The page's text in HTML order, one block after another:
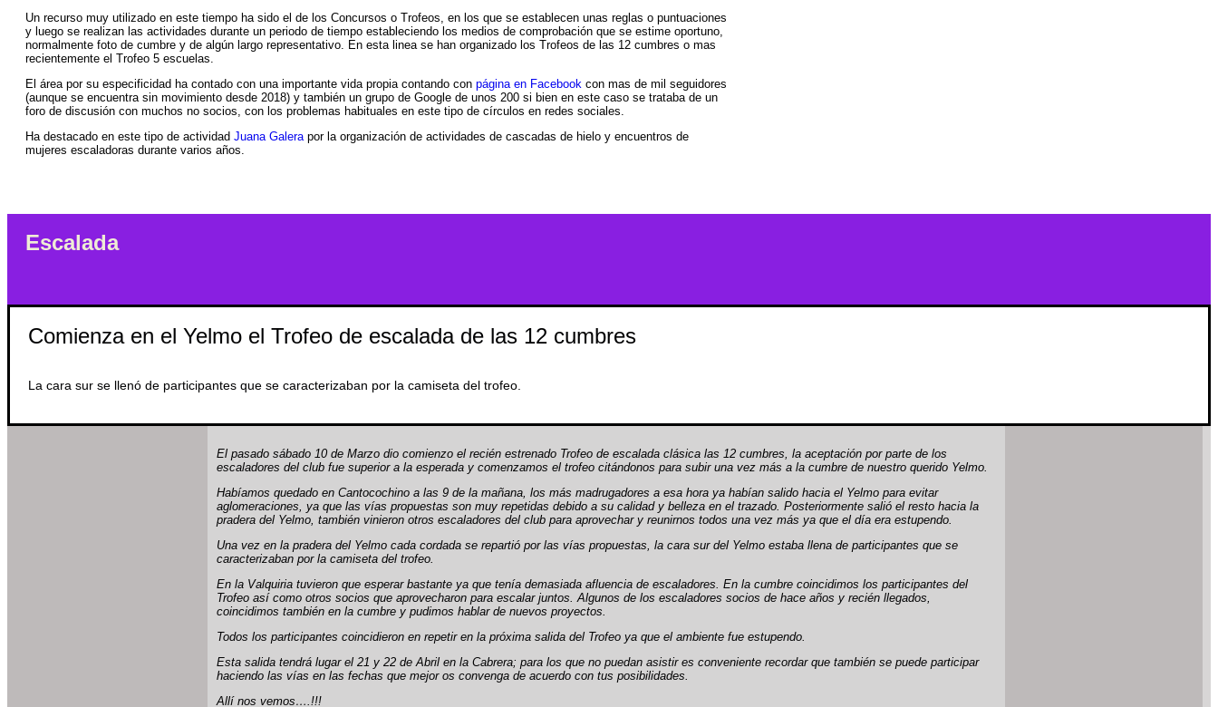
Un recurso muy utilizado en este tiempo ha sido el de los Concursos o Trofeos, en los que se establecen unas reglas o puntuaciones
y luego se realizan las actividades durante un periodo de tiempo estableciendo los medios de comprobación que se estime oportuno,
normalmente foto de cumbre y de algún largo representativo. En esta linea se han organizado los Trofeos de las 12 cumbres o mas
recientemente el Trofeo 5 escuelas.
El área por su especificidad ha contado con una importante vida propia contando con página en Facebook con mas de mil seguidores
(aunque se encuentra sin movimiento desde 2018) y también un grupo de Google de unos 200 si bien en este caso se trataba de un
foro de discusión con muchos no socios, con los problemas habituales en este tipo de círculos en redes sociales.
Ha destacado en este tipo de actividad Juana Galerapor la organización de actividades de cascadas de hielo y encuentros de
mujeres escaladoras durante varios años.
Escalada
Comienza en el Yelmo el Trofeo de escalada de las 12 cumbres
La cara sur se llenó de participantes que se caracterizaban por la camiseta del trofeo.
El pasado sábado 10 de Marzo dio comienzo el recién estrenado Trofeo de escalada clásica las 12 cumbres, la aceptación por parte de los
escaladores del club fue superior a la esperada y comenzamos el trofeo citándonos para subir una vez más a la cumbre de nuestro querido Yelmo.
Habíamos quedado en Cantocochino a las 9 de la mañana, los más madrugadores a esa hora ya habían salido hacia el Yelmo para evitar
aglomeraciones, ya que las vías propuestas son muy repetidas debido a su calidad y belleza en el trazado. Posteriormente salió el resto hacia la
pradera del Yelmo, también vinieron otros escaladores del club para aprovechar y reunirnos todos una vez más ya que el día era estupendo.
Una vez en la pradera del Yelmo cada cordada se repartió por las vías propuestas, la cara sur del Yelmo estaba llena de participantes que se
caracterizaban por la camiseta del trofeo.
En la Valquiria tuvieron que esperar bastante ya que tenía demasiada afluencia de escaladores. En la cumbre coincidimos los participantes del
Trofeo así como otros socios que aprovecharon para escalar juntos. Algunos de los escaladores socios de hace años y recién llegados,
coincidimos también en la cumbre y pudimos hablar de nuevos proyectos.
Todos los participantes coincidieron en repetir en la próxima salida del Trofeo ya que el ambiente fue estupendo.
Esta salida tendrá lugar el 21 y 22 de Abril en la Cabrera; para los que no puedan asistir es conveniente recordar que también se puede participar
haciendo las vías en las fechas que mejor os convenga de acuerdo con tus posibilidades.
Allí nos vemos….!!!